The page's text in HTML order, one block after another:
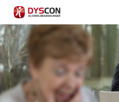
main
content